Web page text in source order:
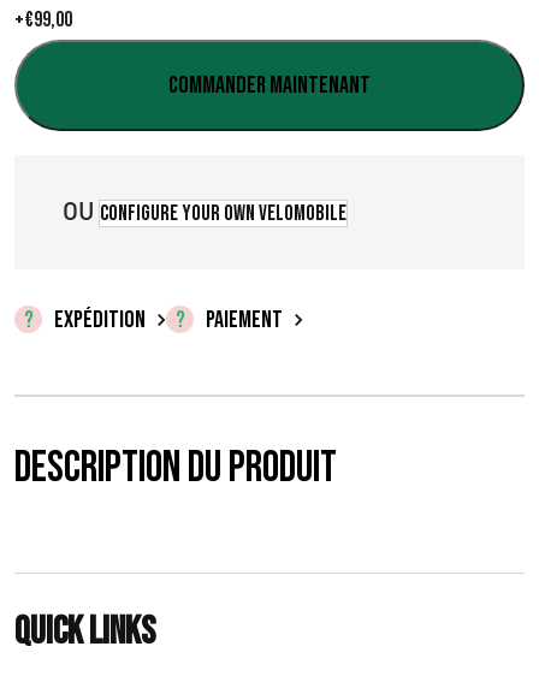
0
,
0
à
9
0
+€99,00
Commander maintenant
OU Configure your own velomobile
EXPÉDITION PAIEMENT
Description du produit
Quick links